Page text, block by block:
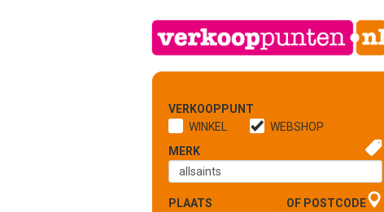
VERKOOPPUNT
WINKEL
WEBSHOP
MERK
PLAATS OF POSTCODE